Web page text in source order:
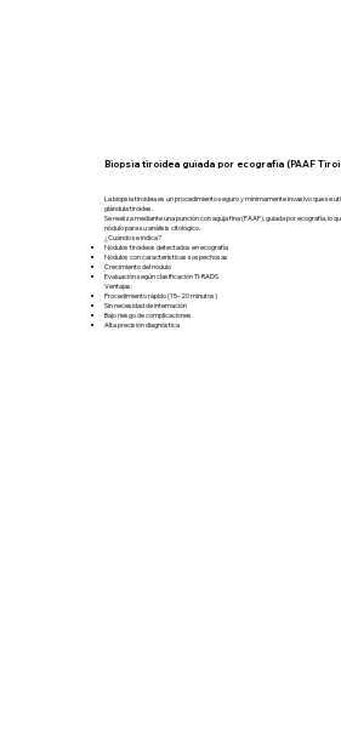
Biopsia tiroidea guiada por ecografia (PAAF
La biopsia tiroidea es un procedimiento seguro y mínimamente invasivo que se
glándula tiroides.
Se realiza mediante una punción con aguja fina (PAAF), guiada por ecografía, lo
nódulo para su análisis citológico.
¿Cuándo se indica?
Nódulos tiroideos detectados en ecografía
Nódulos con características sospechosas
Crecimiento del nódulo
Evaluación según clasificación TI-RADS
Ventajas:
Procedimiento rápido (15–20 minutos)
Sin necesidad de internación
Bajo riesgo de complicaciones
Alta precisión diagnóstica